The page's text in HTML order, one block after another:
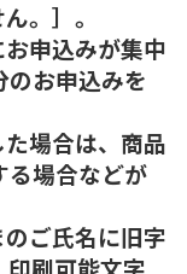
。］。
申込みが集中
のお申込みを
場合は、商品
る場合などが
ご氏名に旧字